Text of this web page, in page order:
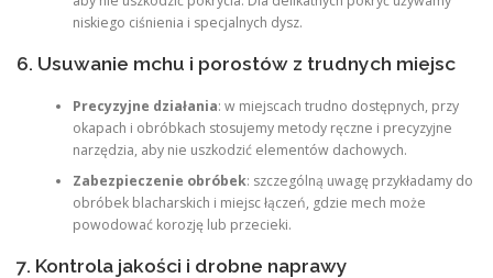
niskiego ciśnienia i specjalnych dysz.
6. Usuwanie mchu i porostów z trudnych miejsc
Precyzyjne działania: w miejscach trudno dostępnych, przy
okapach i obróbkach stosujemy metody ręczne i precyzyjne
narzędzia, aby nie uszkodzić elementów dachowych.
Zabezpieczenie obróbek: szczególną uwagę przykładamy do
obróbek blacharskich i miejsc łączeń, gdzie mech może
powodować korozję lub przecieki.
7. Kontrola jakości i drobne naprawy